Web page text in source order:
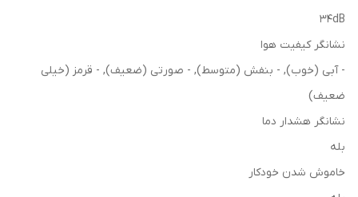
34dB
نشانگر کیفیت هوا
- آبی (خوب), - بنفش (متوسط), - صورتی (ضعیف), - قرمز (خیلی
ضعیف)
نشانگر هشدار دما
بله
خاموش شدن خودکار